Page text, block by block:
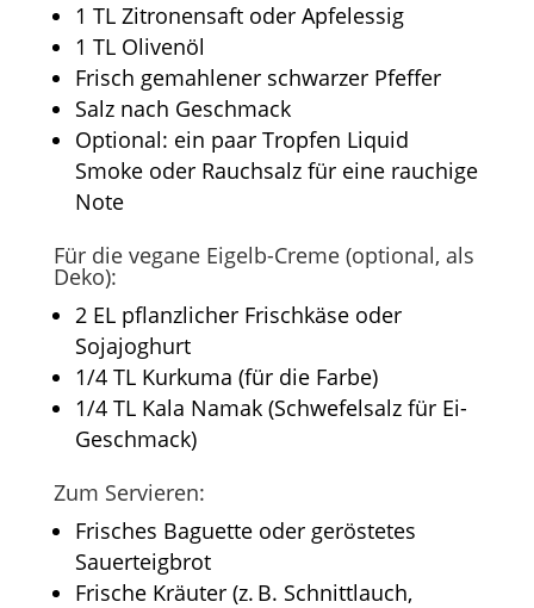
1 TL Zitronensaft oder Apfelessig
1 TL Olivenöl
Frisch gemahlener schwarzer Pfeffer
Salz nach Geschmack
Optional: ein paar Tropfen Liquid
Smoke oder Rauchsalz für eine rauchige
Note
Für die vegane Eigelb-Creme (optional, als
Deko):
2 EL pflanzlicher Frischkäse oder
Sojajoghurt
1/4 TL Kurkuma (für die Farbe)
1/4 TL Kala Namak (Schwefelsalz für Ei-
Geschmack)
Zum Servieren:
Frisches Baguette oder geröstetes
Sauerteigbrot
Frische Kräuter (z. B. Schnittlauch,